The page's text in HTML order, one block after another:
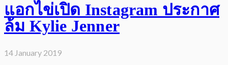
แอกไข่เปิด Instagram ประกาศ
ล้ม Kylie Jenner
14 January 2019